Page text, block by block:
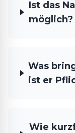
Ist das
möglich?
Was
ist er
Wie